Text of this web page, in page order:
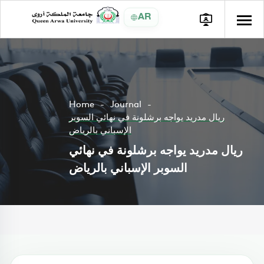
AR
Home
Journal
ريال مدريد يواجه برشلونة في نهائي السوبر
الإسباني بالرياض
ريال مدريد يواجه برشلونة في نهائي
السوبر الإسباني بالرياض